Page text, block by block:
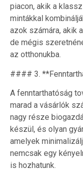
piacon, akik a
mintákkal
azok számára, akik
de mégis
az otthonukba.
#### 3.
A fenntarthatóság
marad a vásárlók
nagy része
készül, és olyan
amelyek
nemcsak egy
is hozhatunk.